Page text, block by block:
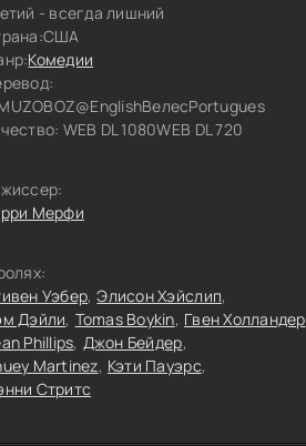
- всегда лишний
США
Комедии
WEB DL 1080WEB DL 720
Мерфи
Уэбер Элисон Хэйслип
Дэйли Tomas Boykin Гвен Холландер
Phillips Джон Бейдер
Martinez Кэти Пауэрс
Стритс